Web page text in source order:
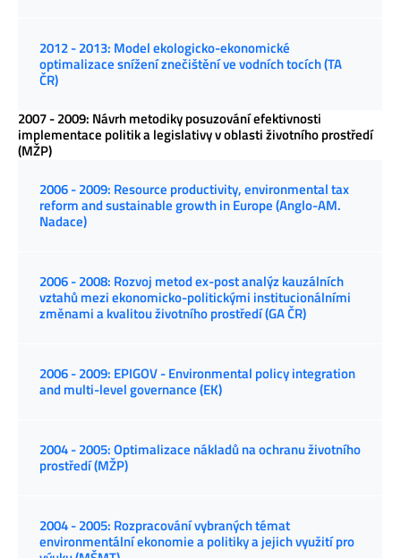
2012 - 2013: Model ekologicko-ekonomické
optimalizace snížení znečištění ve vodních tocích (TA
ČR)
2007 - 2009: Návrh metodiky posuzování efektivnosti
implementace politik a legislativy v oblasti životního prostředí
(MŽP)
2006 - 2009: Resource productivity, environmental tax
reform and sustainable growth in Europe (Anglo-AM.
Nadace)
2006 - 2008: Rozvoj metod ex-post analýz kauzálních
vztahů mezi ekonomicko-politickými institucionálními
změnami a kvalitou životního prostředí (GA ČR)
2006 - 2009: EPIGOV - Environmental policy integration
and multi-level governance (EK)
2004 - 2005: Optimalizace nákladů na ochranu životního
prostředí (MŽP)
2004 - 2005: Rozpracování vybraných témat
environmentální ekonomie a politiky a jejich využití pro